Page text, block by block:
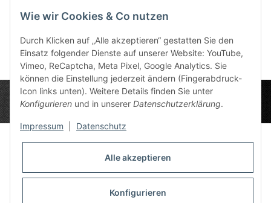
and Tokens (für 2.0
84,49 €
Datenschutz-Einstellungen
Wie wir Cookies & Co nutzen
Durch Klicken auf „Alle akzeptieren“ gestatten Sie den
Einsatz folgender Dienste auf unserer Website: YouTube,
Vimeo, ReCaptcha, Meta Pixel, Google Analytics. Sie
können die Einstellung jederzeit ändern (Fingerabdruck-
Icon links unten). Weitere Details finden Sie unter
Konfigurieren und in unserer Datenschutzerklärung.
Impressum Datenschutz
Alle akzeptieren
Konfigurieren